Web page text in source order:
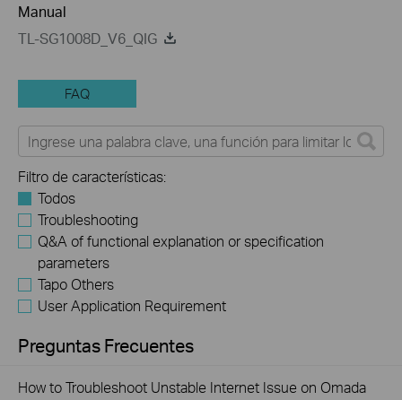
Manual
TL-SG1008D_V6_QIG
FAQ
Filtro de características:
Todos
Troubleshooting
Q&A of functional explanation or specification
parameters
Tapo Others
User Application Requirement
Preguntas Frecuentes
How to Troubleshoot Unstable Internet Issue on Omada